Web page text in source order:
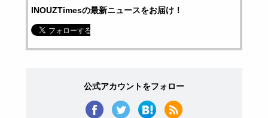
INOUZTimesの最新ニュースをお届け！
公式アカウントをフォロー